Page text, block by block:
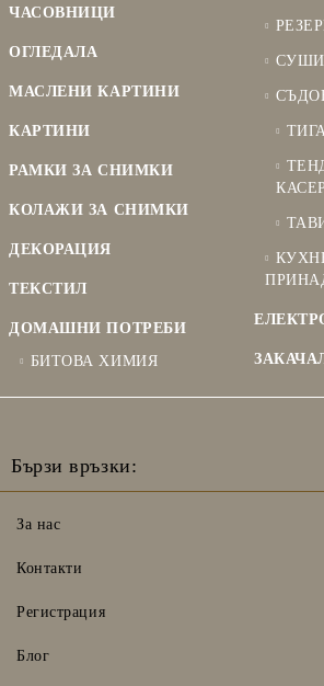
ЧАСОВНИЦИ
ОГЛЕДАЛА
МАСЛЕНИ КАРТИНИ
КАРТИНИ
РАМКИ ЗА СНИМКИ
КОЛАЖИ ЗА СНИМКИ
ДЕКОРАЦИЯ
ТЕКСТИЛ
ДОМАШНИ ПОТРЕБИ
БИТОВА ХИМИЯ
Бързи връзки:
За нас
Контакти
Регистрация
Блог